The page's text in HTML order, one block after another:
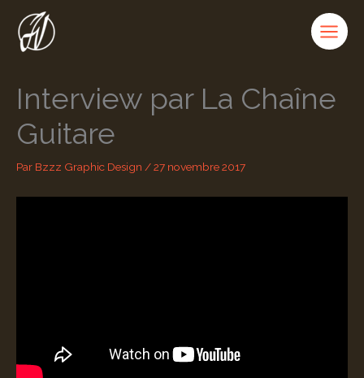
contenu
Interview par La Chaîne
Guitare
Par Bzzz Graphic Design /27 novembre 2017